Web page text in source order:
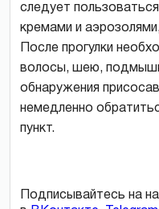
следует
кремами и
После прогулки
волосы, шею,
обнаружения
немедленно
пункт.
Подписывайтесь на